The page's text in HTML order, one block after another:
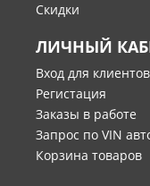
Скидки
ЛИЧНЫЙ
Вход для клиентов
Регистация
Заказы в работе
Запрос по VIN
Корзина товаров